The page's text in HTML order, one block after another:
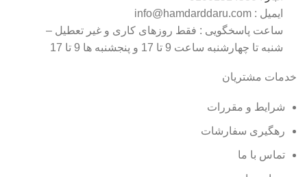
ایمیل : info@hamdarddaru.com
ساعت پاسخگویی : فقط روزهای کاری و غیر تعطیل –
شنبه تا چهارشنبه ساعت 9 تا 17 و پنجشنبه ها 9 تا 17
خدمات مشتریان
شرایط و مقررات
رهگیری سفارشات
تماس با ما